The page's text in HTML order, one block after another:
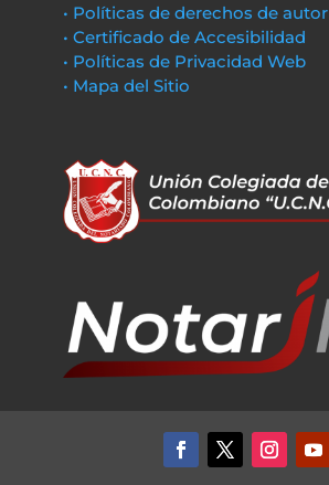
• Políticas de derechos de autor
• Certificado de Accesibilidad
• Políticas de Privacidad Web
• Mapa del Sitio